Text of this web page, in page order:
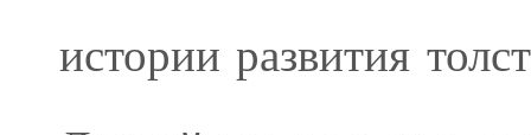
истории развития